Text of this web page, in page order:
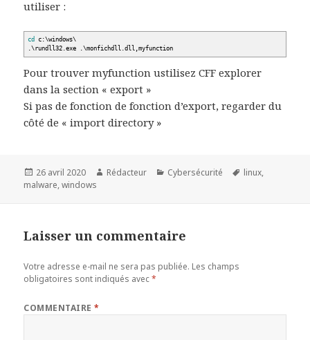
utiliser :
cd c:\windows\
.\rundll32.exe .\monfichdll.dll,myfunction
Pour trouver myfunction ustilisez CFF explorer
dans la section « export »
Si pas de fonction de fonction d’export, regarder du
côté de « import directory »
Publié
le
26 avril 2020 Auteur
Rédacteur Catégories
Cybersécurité
Mots-
linux,
malware,windows
Laisser un commentaire
Votre adresse e-mail ne sera pas publiée. Les champs
obligatoires sont indiqués avec*
COMMENTAIRE*